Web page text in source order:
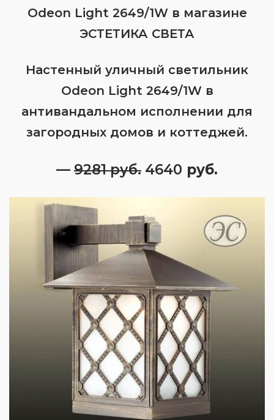
Odeon Light 2649/1W в магазине
ЭСТЕТИКА СВЕТА
Настенный уличный светильник
Odeon Light 2649/1W в
антивандальном исполнении для
загородных домов и коттеджей.
— 9281 руб. 4640 руб.